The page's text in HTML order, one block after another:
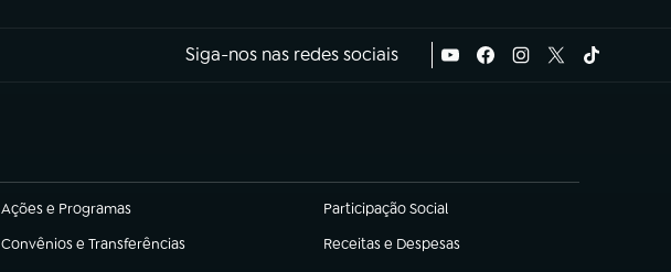
Siga-nos nas redes sociais
Ações e Programas
(abre em nova aba) Participação Social
(abre em nova aba)
Convênios e Transferências
(abre em nova aba) Receitas e Despesas
(abre em nova aba)